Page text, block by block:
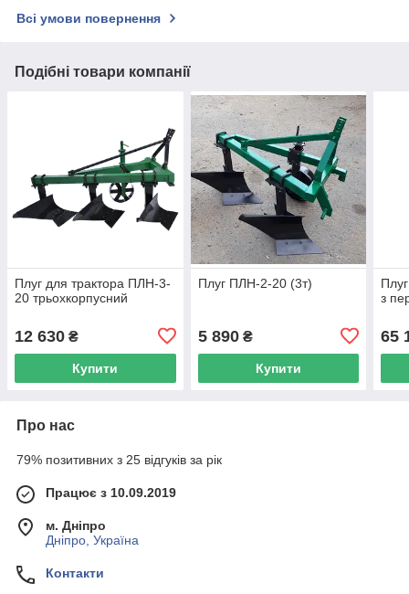
Всі умови повернення
Подібні товари компанії
Плуг для трактора ПЛН-3-
20 трьохкорпусний
12 630 ₴
Купити
Плуг ПЛН-2-20 (3т)
5 890₴
Купити
з
65
Про нас
79% позитивних з 25 відгуків за рік
Працює з 10.09.2019
м. Дніпро
Дніпро, Україна
Контакти